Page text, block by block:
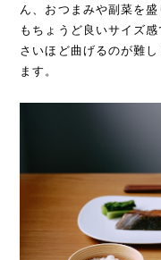
ん、おつまみや副菜を
もちょうど良いサイズ
さいほど曲げるのが難
ます。